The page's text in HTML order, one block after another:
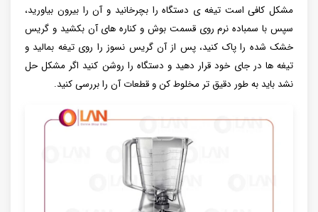
مشکل کافی است تیغه ی دستگاه را بچرخانید و آن را بیرون بیاورید،
سپس با سمباده نرم روی قسمت بوش و کناره های آن بکشید و گریس
خشک شده را پاک کنید، پس از آن گریس نسوز را روی تیغه بمالید و
تیغه ها در جای خود قرار دهید و دستگاه را روشن کنید اگر مشکل حل
نشد باید به طور دقیق تر مخلوط کن و قطعات آن را بررسی کنید.